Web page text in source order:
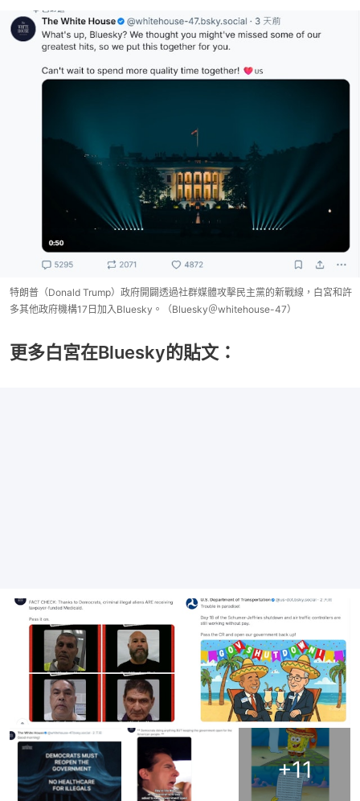
特朗普（Donald Trump）政府開闢透過社群媒體攻擊民主黨的新戰線，白宮和許
多其他政府機構17日加入Bluesky。（Bluesky＠whitehouse-47）
更多白宮在Bluesky的貼文：
+11